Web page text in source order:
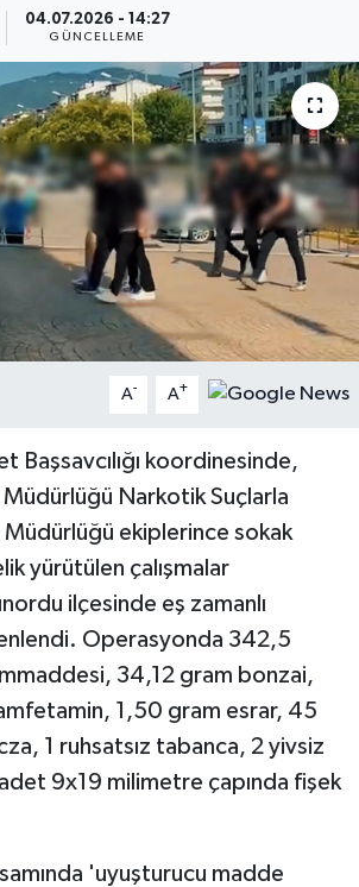
04.07.2026 - 14:27
GÜNCELLEME
A- A+
Başsavcılığı koordinesinde,
Narkotik Suçlarla
ekiplerince sokak
yürütülen çalışmalar
ilçesinde eş zamanlı
Operasyonda 342,5
34,12 gram bonzai,
1,50 gram esrar, 45
1 ruhsatsız tabanca, 2 yivsiz
9x19 milimetre çapında fişek
'uyuşturucu madde